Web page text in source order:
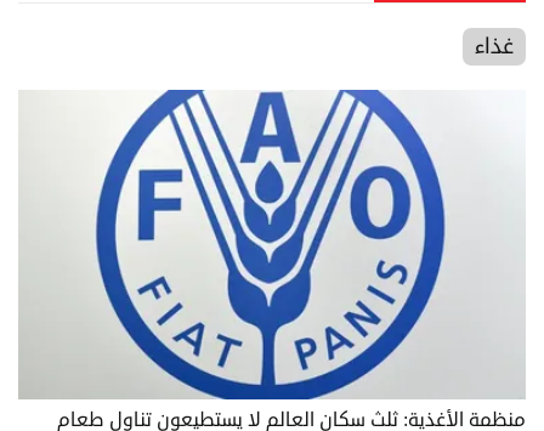
غذاء
منظمة الأغذية: ثلث سكان العالم لا يستطيعون تناول طعام